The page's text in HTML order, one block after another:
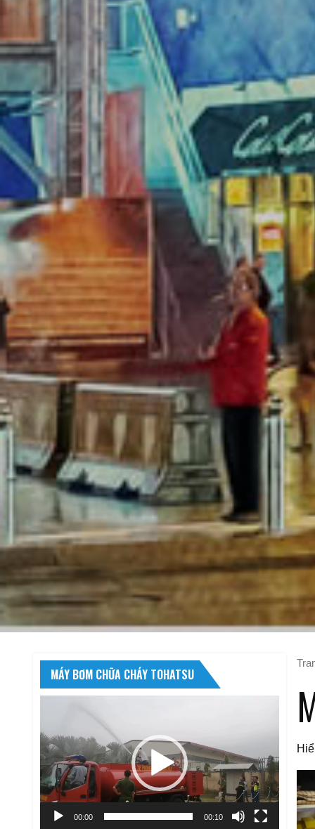
MÁY BƠM CHỮA CHÁY TOHATSU
Video
00:00 00:10